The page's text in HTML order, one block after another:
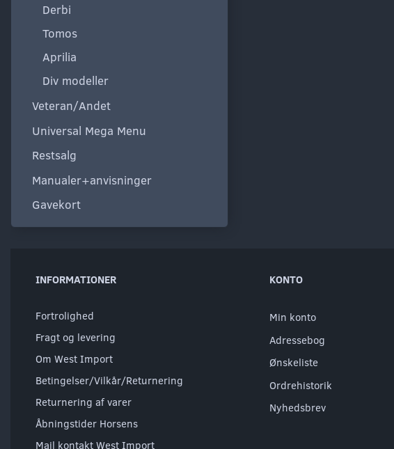
Derbi
Tomos
Aprilia
Div modeller
Veteran/Andet
Universal Mega Menu
Restsalg
Manualer+anvisninger
Gavekort
INFORMATIONER
Fortrolighed
Fragt og levering
Om West Import
Betingelser/Vilkår/Returnering
Returnering af varer
Åbningstider Horsens
Mail kontakt West Import
KONTO
Min konto
Adressebog
Ønskeliste
Ordrehistorik
Nyhedsbrev